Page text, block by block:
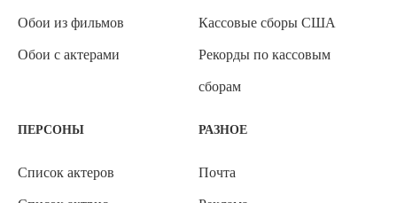
Обои из фильмов
Обои с актерами
Кассовые сборы США
Рекорды по кассовым
сборам
ПЕРСОНЫ
Список актеров
РАЗНОЕ
Почта